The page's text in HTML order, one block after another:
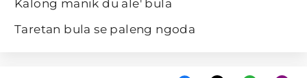
Kalong manik du ale' bula
Taretan bula se paleng ngoda